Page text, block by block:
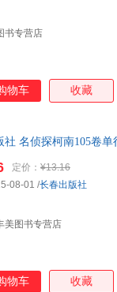
书专营店
物车 收藏
社 名侦探柯南105卷
定价： ¥13.16
美图书专营店
08-01 /长春出版社
物车 收藏